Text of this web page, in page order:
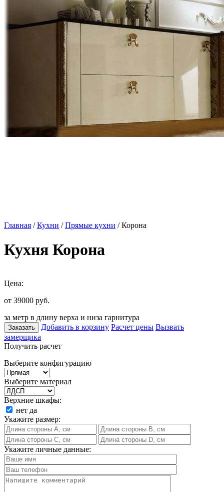
Главная /Кухни /Прямые кухни / Корона
Кухня Корона
Цена:
от 39000 руб.
за метр в длину верха и низа гарнитура
Заказать Добавить в корзину Расчет цены Вызвать
замерщика
Получить расчет
Выберите конфигурацию
Выберите материал
Верхние шкафы:
нет да
Укажите размер:
Укажите личные данные: